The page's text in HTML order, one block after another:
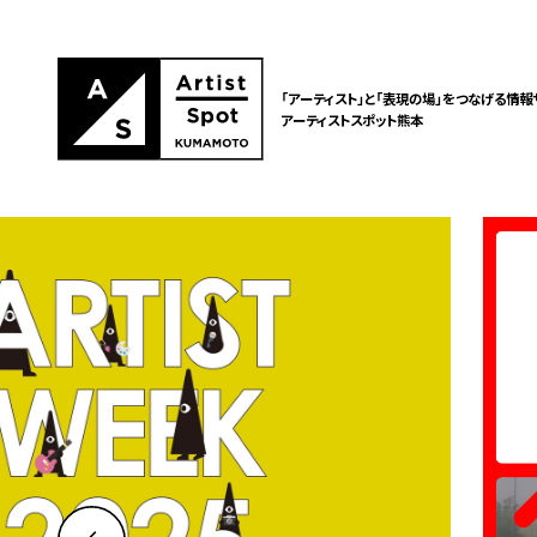
「アーティスト」と「表現の場」をつなげる情報
アーティストスポット熊本